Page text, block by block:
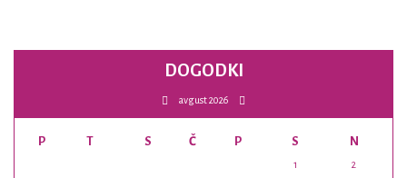
DOGODKI
avgust 2026
P T S Č P S N
1 2